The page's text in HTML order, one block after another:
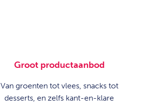
Groot productaanbod
Van groenten tot vlees, snacks tot
desserts, en zelfs kant-en-klare